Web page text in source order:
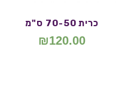
כרית 70-50 ס"מ
₪120.00